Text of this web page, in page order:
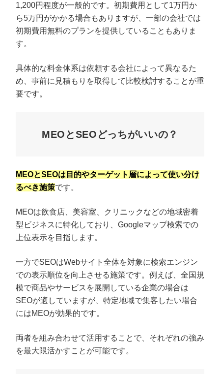
プロに無料相談をする
会社概要資料をダウンロード
する
サイトマッププライバシーポリシー
1,200円程度が一般的です。初期費用として1万円か
ら5万円がかかる場合もありますが、一部の会社では
初期費用無料のプランを提供していることもありま
す。
具体的な料金体系は依頼する会社によって異なるた
め、事前に見積もりを取得して比較検討することが重
要です。
MEOとSEOどっちがいいの？
MEOとSEOは目的やターゲット層によって使い分け
るべき施策です。
MEOは飲食店、美容室、クリニックなどの地域密着
型ビジネスに特化しており、Googleマップ検索での
上位表示を目指します。
一方でSEOはWebサイト全体を対象に検索エンジン
での表示順位を向上させる施策です。例えば、全国規
模で商品やサービスを展開している企業の場合は
SEOが適していますが、特定地域で集客したい場合
にはMEOが効果的です。
両者を組み合わせて活用することで、それぞれの強み
を最大限活かすことが可能です。